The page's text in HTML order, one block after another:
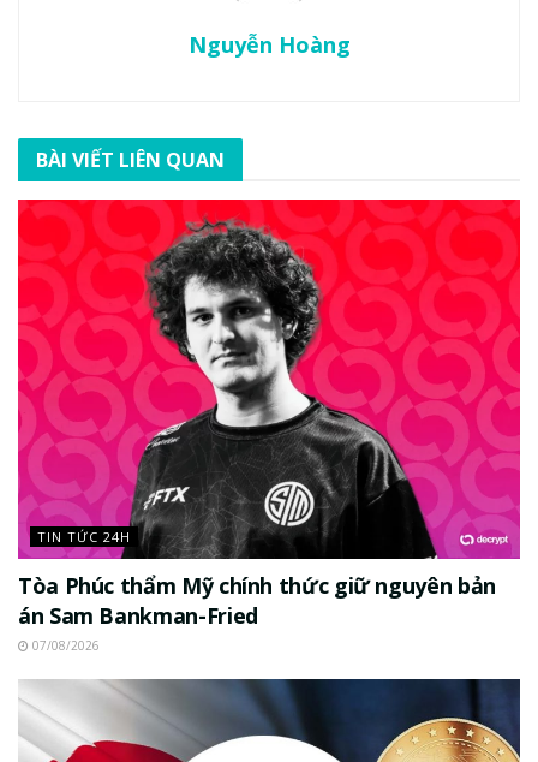
Nguyễn Hoàng
BÀI VIẾT LIÊN QUAN
TIN TỨC 24H
Tòa Phúc thẩm Mỹ chính thức giữ nguyên bản
án Sam Bankman-Fried
07/08/2026